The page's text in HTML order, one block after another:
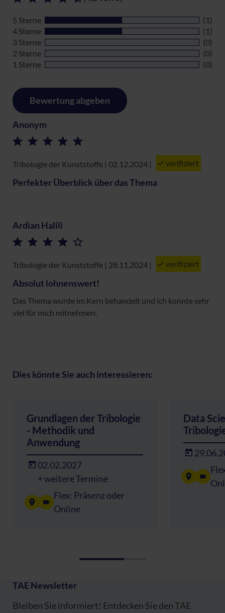
5 Sterne
(1)
4 Sterne
(1)
3 Sterne
(0)
2 Sterne
(0)
1 Sterne
(0)
Bewertung abgeben
Anonym
Tribologie der Kunststoffe | 02.12.2024 | verifiziert
Perfekter Überblick über das Thema
Ardian Halili
Tribologie der Kunststoffe | 28.11.2024 | verifiziert
Absolut lohnenswert!
Das Thema wurde im Kern behandelt und ich konnte sehr
viel für mich mitnehmen.
Dies könnte Sie auch interessieren:
Grundlagen der Tribologie
- Methodik und
Anwendung
02.02.2027
+ weitere Termine
Flex: Präsenz oder
Online
Data
TAE Newsletter
Bleiben Sie informiert! Entdecken Sie den TAE